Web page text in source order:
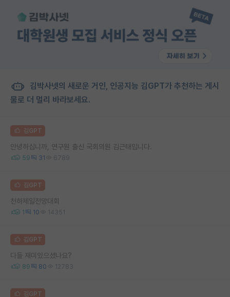
김박사넷의 새로운 거인, 인공지능 김GPT가 추천하는 게시
물로 더 멀리 바라보세요.
김GPT
안녕하십니까, 연구원 출신 국회의원 김근태입니다.
59 31 6789
김GPT
천하제일전망대회
1 10 14351
김GPT
다들 재미있으셨나요?
89 80 12783
김GPT